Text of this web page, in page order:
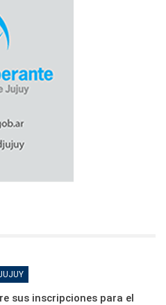
sus inscripciones para el